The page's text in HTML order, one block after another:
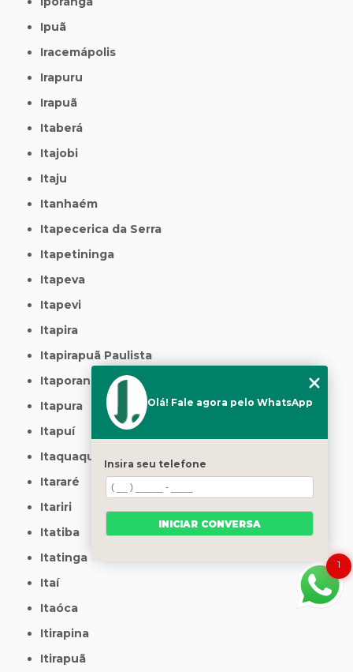
Ipuã
Iracemápolis
Irapuru
Irapuã
Itaberá
Itajobi
Itaju
Itanhaém
Itapecerica da Serra
Itapetininga
Itapeva
Itapevi
Itapira
Itapirapuã Paulista
Itaporanga
Itapura
Itapuí
Itaquaquecetuba
Itararé
Itariri
Itatiba
Itatinga
Itaí
Itaóca
Itirapina
Itirapuã
1
Olá! Fale agora pelo WhatsApp
Insira seu telefone
INICIAR CONVERSA